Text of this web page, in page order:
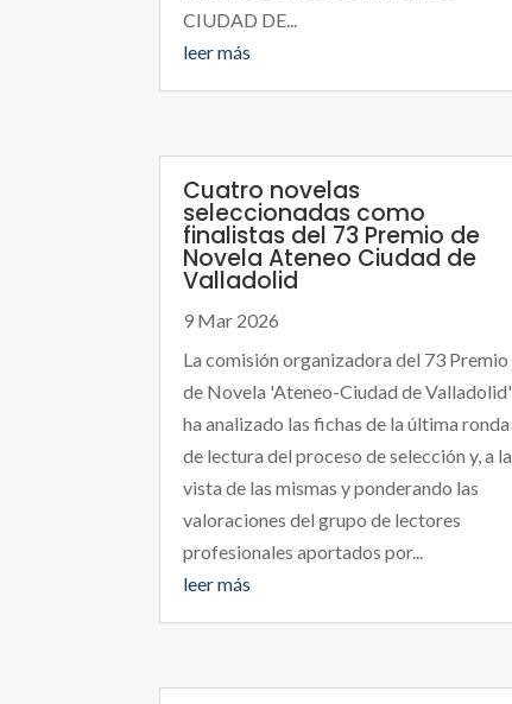
CIUDAD DE...
leer más
Cuatro novelas
seleccionadas como
finalistas del 73 Premio de
Novela Ateneo Ciudad de
Valladolid
9 Mar 2026
La comisión organizadora del 73 Premio
de Novela 'Ateneo-Ciudad de Valladolid'
ha analizado las fichas de la última ronda
de lectura del proceso de selección y, a la
vista de las mismas y ponderando las
valoraciones del grupo de lectores
profesionales aportados por...
leer más